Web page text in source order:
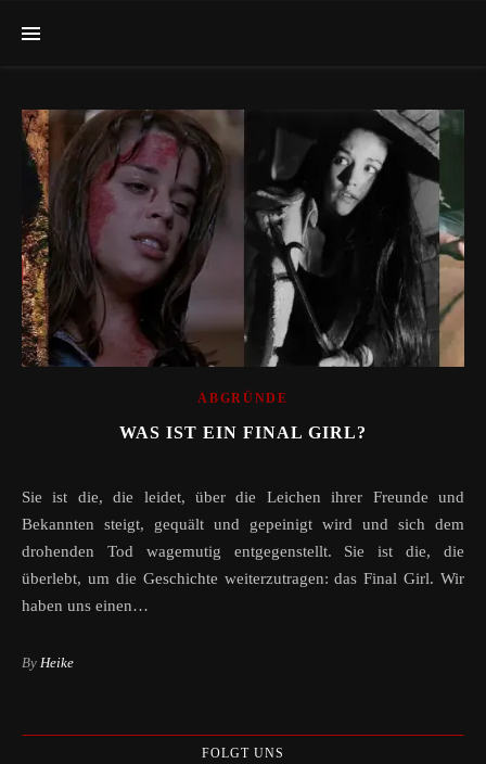
ABGRÜNDE
WAS IST EIN FINAL GIRL?
Sie ist die, die leidet, über die Leichen ihrer Freunde und
Bekannten steigt, gequält und gepeinigt wird und sich dem
drohenden Tod wagemutig entgegenstellt. Sie ist die, die
überlebt, um die Geschichte weiterzutragen: das Final Girl. Wir
haben uns einen…
By Heike
FOLGT UNS